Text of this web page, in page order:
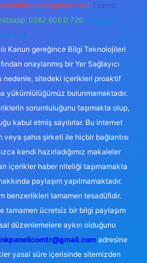
backlinkpaneli@gmail.com Teams:
0262 606 0 726 Telegram:
Kanun gereğince Bilgi Teknolojileri
onaylanmış bir Yer Sağlayıcı
nedenle, sitedeki içerikleri proaktif
yükümlülüğümüz bulunmamaktadır.
sorumluluğunu taşımakta olup,
kabul etmiş sayılırlar. Bu internet
şahıs şirketi ile hiçbir bağlantısı
kendi hazırladığımız makaleler
içerikler haber niteliği taşımamakta
paylaşım yapılmamaktadır.
benzerlikleri tamamen tesadüfidir.
tamamen ücretsiz bir bilgi paylaşım
düzenlemelere aykırı olduğunu
adresine
yasal süre içerisinde sitemizden